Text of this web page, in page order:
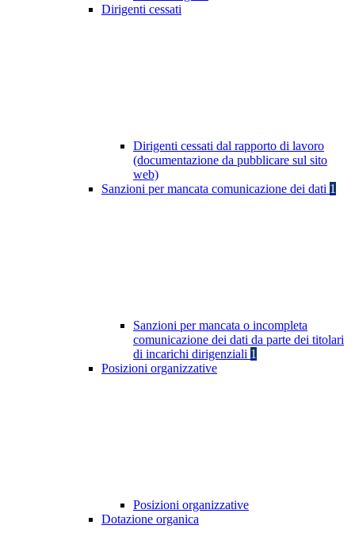
Dirigenti cessati
Dirigenti cessati dal rapporto di lavoro
(documentazione da pubblicare sul sito
web)
Sanzioni per mancata comunicazione dei dati 1
Sanzioni per mancata o incompleta
comunicazione dei dati da parte dei titolari
di incarichi dirigenziali 1
Posizioni organizzative
Posizioni organizzative
Dotazione organica